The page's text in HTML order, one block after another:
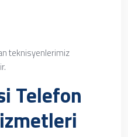
teknisyenlerimiz
Telefon